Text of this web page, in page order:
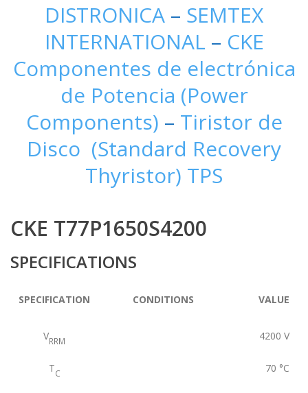
DISTRONICA – SEMTEX
INTERNATIONAL – CKE
Componentes de electrónica
de Potencia (Power
Components) – Tiristor de
Disco (Standard Recovery
Thyristor) TPS
CKE T77P1650S4200
SPECIFICATIONS
SPECIFICATION CONDITIONS VALUE
VRRM 4200 V
TC 70 °C